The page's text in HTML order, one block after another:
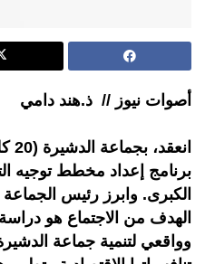
أصوات نيوز // ذ.هند دامي
برنامج إعداد مخطط توجيه
الكبرى. وابرز رئيس
الهدف من الاجتماع هو
وواقعي لتنمية جماعة